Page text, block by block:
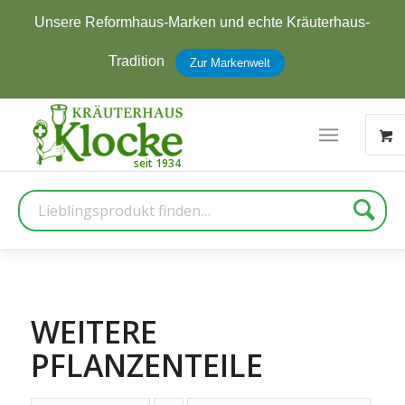
Jetzt zum Newsletter anmelden und 5 € Rabatt
erhalten Zur Anmeldung
Suche
WEITERE
PFLANZENTEILE